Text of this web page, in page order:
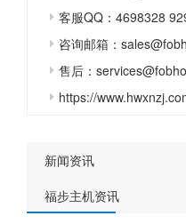
客服QQ：4698328
咨询邮箱：
售后：
https://
新闻资讯
福步主机资讯